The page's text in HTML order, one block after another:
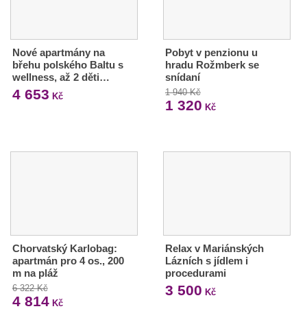
Nové apartmány na
břehu polského Baltu s
wellness, až 2 děti…
4 653 Kč
Pobyt v penzionu u
hradu Rožmberk se
snídaní
1 940 Kč
1 320 Kč
Chorvatský Karlobag:
apartmán pro 4 os., 200
m na pláž
6 322 Kč
4 814 Kč
Relax v Mariánských
Lázních s jídlem i
procedurami
3 500 Kč